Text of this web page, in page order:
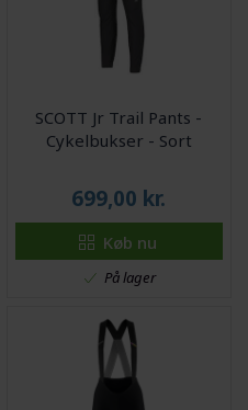
SCOTT Jr Trail Pants -
Cykelbukser - Sort
699,00 kr.
Køb nu
På lager